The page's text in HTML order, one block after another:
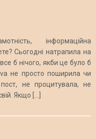
інформаційна
Сьогодні натрапила на
б нічого, якби це було б
не просто поширила чи
пост, не процитувала, не
Якщо […]